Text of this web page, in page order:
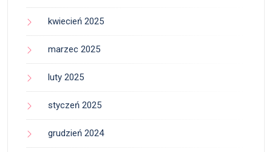
kwiecień 2025
marzec 2025
luty 2025
styczeń 2025
grudzień 2024